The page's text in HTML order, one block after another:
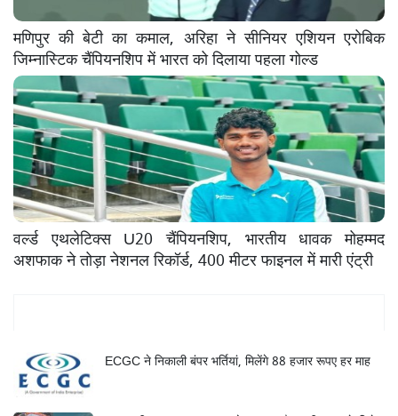
मणिपुर की बेटी का कमाल, अरिहा ने सीनियर एशियन एरोबिक
जिम्नास्टिक चैंपियनशिप में भारत को दिलाया पहला गोल्ड
वर्ल्ड एथलेटिक्स U20 चैंपियनशिप, भारतीय धावक मोहम्मद
अशफाक ने तोड़ा नेशनल रिकॉर्ड, 400 मीटर फाइनल में मारी एंट्री
ECGC ने निकाली बंपर भर्तियां, मिलेंगे 88 हजार रूपए हर माह